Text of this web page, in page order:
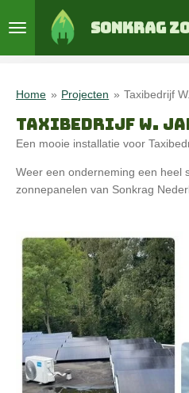
direct
Home » Projecten » Taxibedrijf
TAXIBEDRIJF W.
Een mooie installatie voor
Weer een onderneming een heel
zonnepanelen van Sonkrag